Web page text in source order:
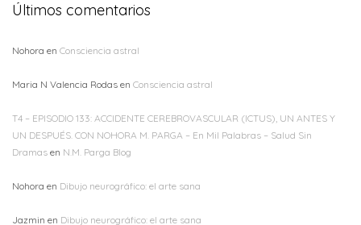
Últimos comentarios
Nohora en Consciencia astral
Maria N Valencia Rodas en Consciencia astral
T4 – EPISODIO 133: ACCIDENTE CEREBROVASCULAR (ICTUS), UN ANTES Y
UN DESPUÉS. CON NOHORA M. PARGA – En Mil Palabras – Salud Sin
Dramas en N.M. Parga Blog
Nohora en Dibujo neurográfico: el arte sana
Jazmin en Dibujo neurográfico: el arte sana